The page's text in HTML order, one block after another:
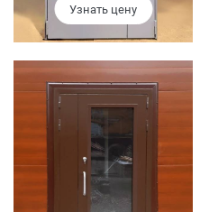
Узнать цену